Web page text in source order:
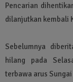
Pencarian
dilanjutkan kembali
Sebelumnya
hilang pada
terbawa arus